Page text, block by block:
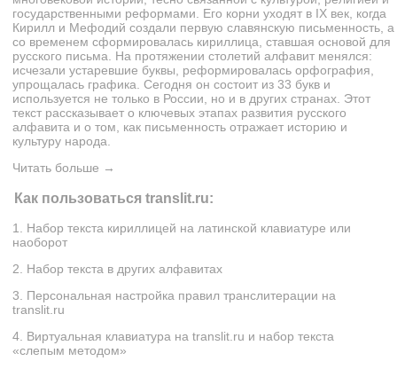
государственными реформами. Его корни уходят в IX век, когда
Кирилл и Мефодий создали первую славянскую письменность, а
со временем сформировалась кириллица, ставшая основой для
русского письма. На протяжении столетий алфавит менялся:
исчезали устаревшие буквы, реформировалась орфография,
упрощалась графика. Сегодня он состоит из 33 букв и
используется не только в России, но и в других странах. Этот
текст рассказывает о ключевых этапах развития русского
алфавита и о том, как письменность отражает историю и
культуру народа.
Читать больше →
Как пользоваться translit.ru:
1. Набор текста кириллицей на латинской клавиатуре или
наоборот
2. Набор текста в других алфавитах
3. Персональная настройка правил транслитерации на
translit.ru
4. Виртуальная клавиатура на translit.ru и набор текста
«слепым методом»